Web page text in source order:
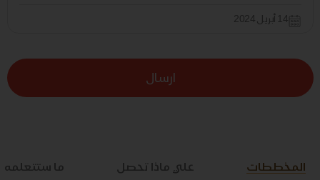
14 أبريل 2024
ارسال
المخططات علي ماذا تحصل ما ستتعلمه